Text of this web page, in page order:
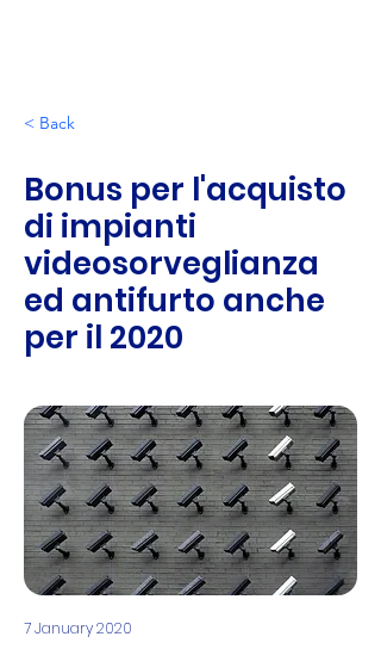
< Back
Bonus per l'acquisto
di impianti
videosorveglianza
ed antifurto anche
per il 2020
7 January 2020